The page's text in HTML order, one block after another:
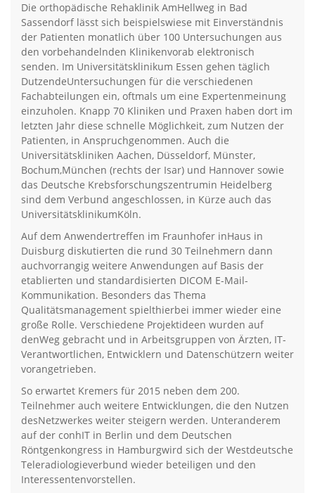
Die orthopädische Rehaklinik AmHellweg in Bad
Sassendorf lässt sich beispielswiese mit Einverständnis
der Patienten monatlich über 100 Untersuchungen aus
den vorbehandelnden Klinikenvorab elektronisch
senden. Im Universitätsklinikum Essen gehen täglich
DutzendeUntersuchungen für die verschiedenen
Fachabteilungen ein, oftmals um eine Expertenmeinung
einzuholen. Knapp 70 Kliniken und Praxen haben dort im
letzten Jahr diese schnelle Möglichkeit, zum Nutzen der
Patienten, in Anspruchgenommen. Auch die
Universitätskliniken Aachen, Düsseldorf, Münster,
Bochum,München (rechts der Isar) und Hannover sowie
das Deutsche Krebsforschungszentrumin Heidelberg
sind dem Verbund angeschlossen, in Kürze auch das
UniversitätsklinikumKöln.
Auf dem Anwendertreffen im Fraunhofer inHaus in
Duisburg diskutierten die rund 30 Teilnehmern dann
auchvorrangig weitere Anwendungen auf Basis der
etablierten und standardisierten DICOM E-Mail-
Kommunikation. Besonders das Thema
Qualitätsmanagement spielthierbei immer wieder eine
große Rolle. Verschiedene Projektideen wurden auf
denWeg gebracht und in Arbeitsgruppen von Ärzten, IT-
Verantwortlichen, Entwicklern und Datenschützern weiter
vorangetrieben.
So erwartet Kremers für 2015 neben dem 200.
Teilnehmer auch weitere Entwicklungen, die den Nutzen
desNetzwerkes weiter steigern werden. Unteranderem
auf der conhIT in Berlin und dem Deutschen
Röntgenkongress in Hamburgwird sich der Westdeutsche
Teleradiologieverbund wieder beteiligen und den
Interessentenvorstellen.